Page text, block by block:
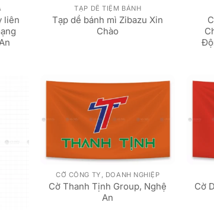
liên
TẠP DỀ TIỆM BÁNH
Tạp dề bánh mì Zibazu Xin
Chào
CỜ CÔNG TY, DOANH NGHIỆP
Cờ Thanh Tịnh Group, Nghệ
An
Cờ